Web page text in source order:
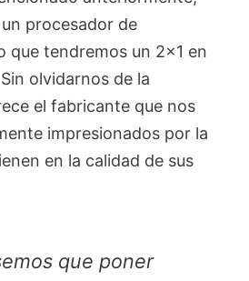
procesador de
que tendremos un 2×1 en
olvidarnos de la
el fabricante que nos
impresionados por la
en la calidad de sus
que poner